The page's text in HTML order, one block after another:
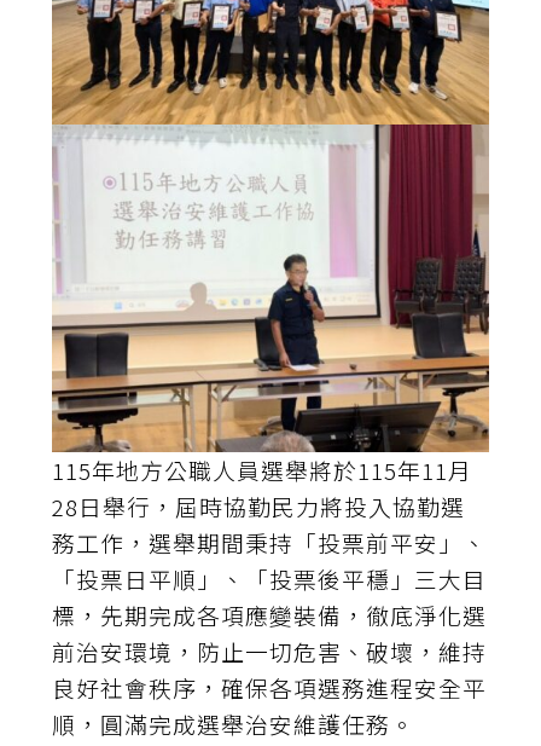
115年地方公職人員選舉將於115年11月
28日舉行，屆時協勤民力將投入協勤選
務工作，選舉期間秉持「投票前平安」、
「投票日平順」、「投票後平穩」三大目
標，先期完成各項應變裝備，徹底淨化選
前治安環境，防止一切危害、破壞，維持
良好社會秩序，確保各項選務進程安全平
順，圓滿完成選舉治安維護任務。